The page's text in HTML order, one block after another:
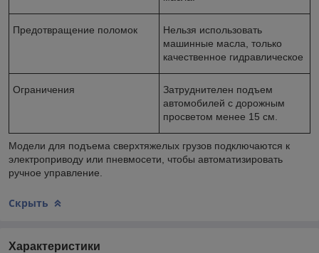
Предотвращение поломок
Нельзя использовать
машинные масла, только
качественное гидравлическое
Ограничения
Затруднителен подъем
автомобилей с дорожным
просветом менее 15 см.
Модели для подъема сверхтяжелых грузов подключаются к
электроприводу или пневмосети, чтобы автоматизировать
ручное управление.
Скрыть
Характеристики